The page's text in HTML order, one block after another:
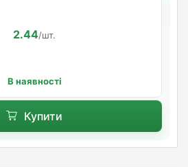
2.44/шт.
В наявності
Купити